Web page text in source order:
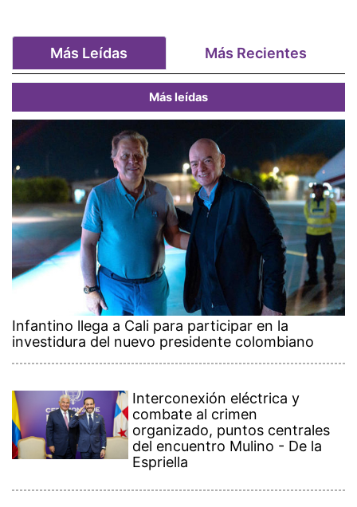
Más Leídas Más Recientes
Más leídas
Infantino llega a Cali para participar en la
investidura del nuevo presidente colombiano
Interconexión eléctrica y
combate al crimen
organizado, puntos centrales
del encuentro Mulino - De la
Espriella